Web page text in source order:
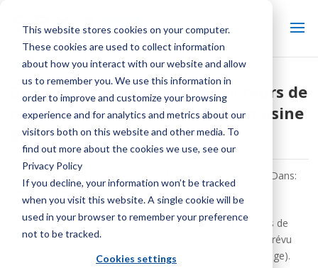
This website stores cookies on your computer.
These cookies are used to collect information
about how you interact with our website and allow
us to remember you. We use this information in
order to improve and customize your browsing
experience and for analytics and metrics about our
visitors both on this website and other media. To
find out more about the cookies we use, see our
Privacy Policy
If you decline, your information won’t be tracked
when you visit this website. A single cookie will be
used in your browser to remember your preference
not to be tracked.
Cookies settings
Démarrage et inspection des tours de
refroidissement assemblées en usine
après un arrêt imprévu
Personnel technique de refroidissement SPX
| Dans:
Centre de nouvelles Keep It Cool
Stephen Andrew met en évidence les meilleures pratiques de
démarrage et les conseils d'inspection après un arrêt imprévu
des tours de refroidissement assemblées en usine (package).